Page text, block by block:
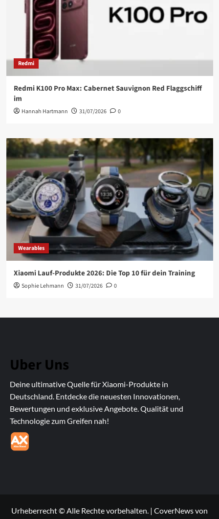
Redmi
Redmi K100 Pro Max: Cabernet Sauvignon Red Flaggschiff
im
Hannah Hartmann 31/07/2026 0
Wearables
Xiaomi Lauf-Produkte 2026: Die Top 10 für dein Training
Sophie Lehmann 31/07/2026 0
Uber Uns
Deine ultimative Quelle für Xiaomi-Produkte in
Deutschland. Entdecke die neuesten Innovationen,
Bewertungen und exklusive Angebote. Qualität und
Technologie zum Greifen nah!
Urheberrecht © Alle Rechte vorbehalten. | CoverNewsvon